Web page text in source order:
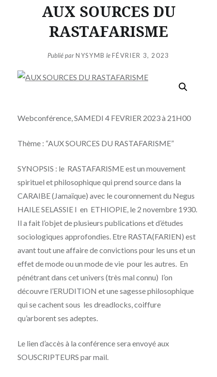
AUX SOURCES DU
RASTAFARISME
Publié parNYSYMB leFÉVRIER 3, 2023
Webconférence, SAMEDI 4 FEVRIER 2023 à 21H00
Thème : “AUX SOURCES DU RASTAFARISME”
SYNOPSIS : le RASTAFARISME est un mouvement
spirituel et philosophique qui prend source dans la
CARAIBE (Jamaïque) avec le couronnement du Negus
HAILE SELASSIE I en ETHIOPIE, le 2 novembre 1930.
Il a fait l’objet de plusieurs publications et d’études
sociologiques approfondies. Etre RASTA(FARIEN) est
avant tout une affaire de convictions pour les uns et un
effet de mode ou un mode de vie pour les autres. En
pénétrant dans cet univers (très mal connu) l’on
découvre l’ERUDITION et une sagesse philosophique
qui se cachent sous les dreadlocks, coiffure
qu’arborent ses adeptes.
Le lien d’accès à la conférence sera envoyé aux
SOUSCRIPTEURS par mail.